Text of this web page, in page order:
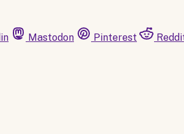
Mastodon Pinterest